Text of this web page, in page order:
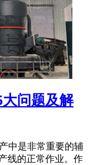
问题及解
中是非常重要的辅
线的正常作业。作